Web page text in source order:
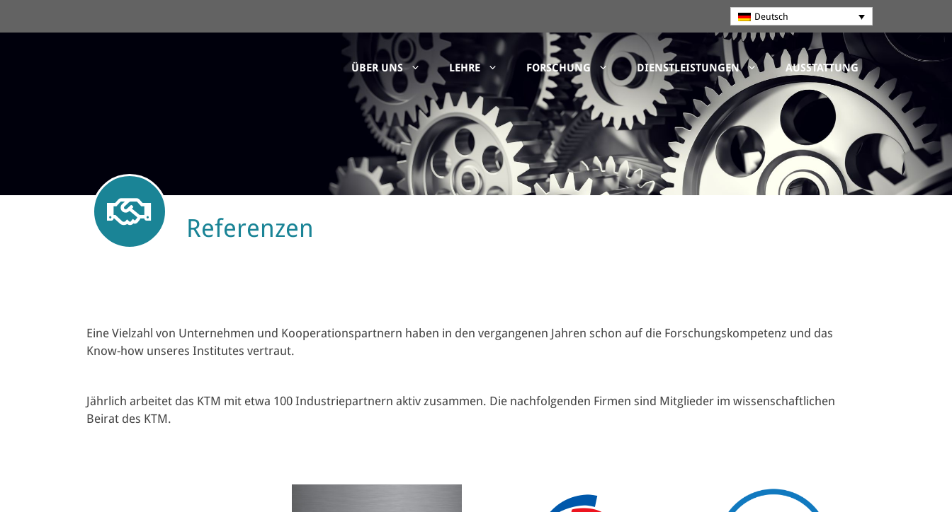
Deutsch
ÜBER UNS LEHRE FORSCHUNG DIENSTLEISTUNGEN AUSSTATTUNG
Referenzen
Eine Vielzahl von Unternehmen und Kooperationspartnern haben in den vergangenen Jahren schon auf die Forschungskompetenz und das
Know-how unseres Institutes vertraut.
Jährlich arbeitet das KTM mit etwa 100 Industriepartnern aktiv zusammen. Die nachfolgenden Firmen sind Mitglieder im wissenschaftlichen
Beirat des KTM.